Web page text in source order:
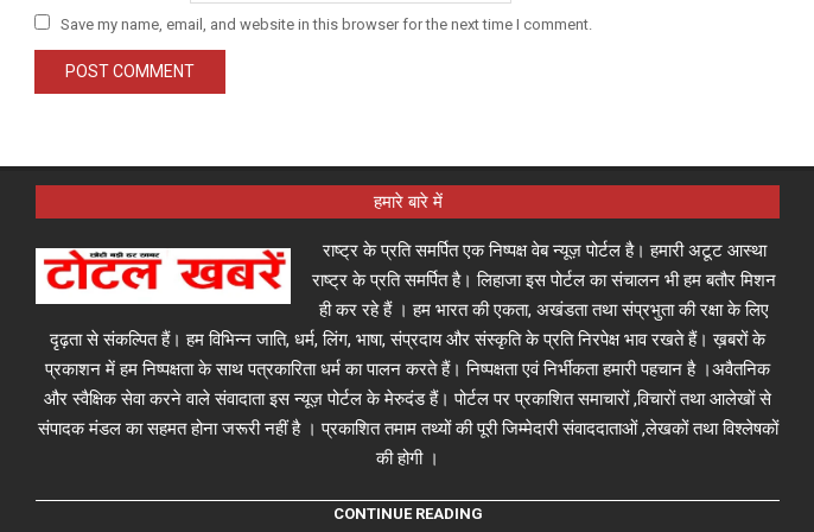
Save my name, email, and website in this browser for the next time I comment.
हमारे बारे में
राष्ट्र के प्रति समर्पित एक निष्पक्ष वेब न्यूज़ पोर्टल है। हमारी अटूट आस्था
राष्ट्र के प्रति समर्पित है। लिहाजा इस पोर्टल का संचालन भी हम बतौर मिशन
ही कर रहे हैं । हम भारत की एकता, अखंडता तथा संप्रभुता की रक्षा के लिए
दृढ़ता से संकल्पित हैं। हम विभिन्न जाति, धर्म, लिंग, भाषा, संप्रदाय और संस्कृति के प्रति निरपेक्ष भाव रखते हैं। ख़बरों के
प्रकाशन में हम निष्पक्षता के साथ पत्रकारिता धर्म का पालन करते हैं। निष्पक्षता एवं निर्भीकता हमारी पहचान है ।अवैतनिक
और स्वैक्षिक सेवा करने वाले संवादाता इस न्यूज़ पोर्टल के मेरुदंड हैं। पोर्टल पर प्रकाशित समाचारों ,विचारों तथा आलेखों से
संपादक मंडल का सहमत होना जरूरी नहीं है । प्रकाशित तमाम तथ्यों की पूरी जिम्मेदारी संवाददाताओं ,लेखकों तथा विश्लेषकों
की होगी ।
CONTINUE READING